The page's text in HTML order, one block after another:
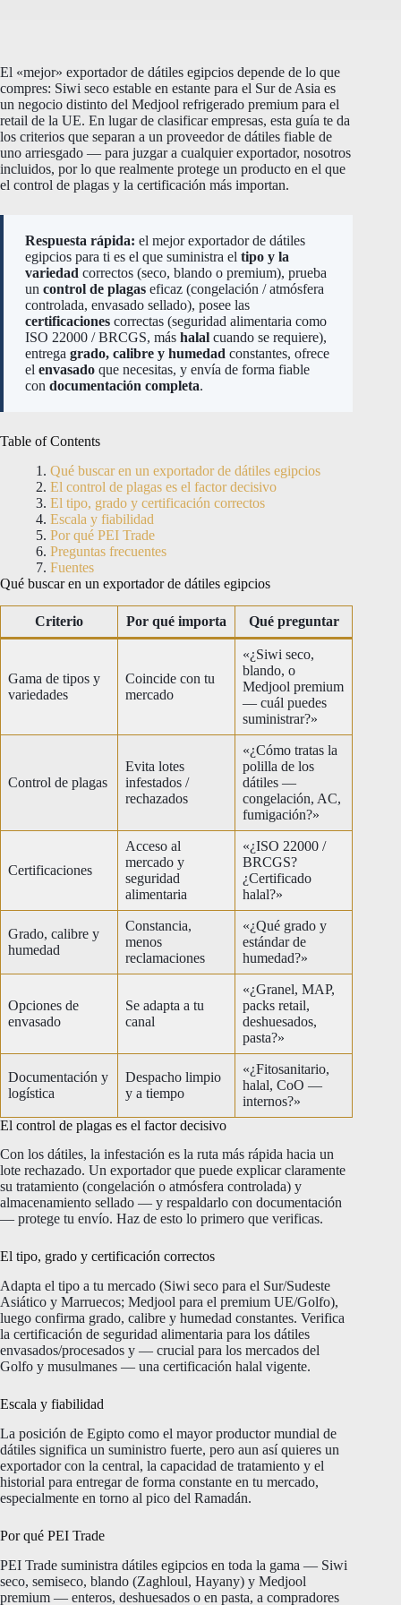
El «mejor» exportador de dátiles egipcios depende de lo que
compres: Siwi seco estable en estante para el Sur de Asia es
un negocio distinto del Medjool refrigerado premium para el
retail de la UE. En lugar de clasificar empresas, esta guía te da
los criterios que separan a un proveedor de dátiles fiable de
uno arriesgado — para juzgar a cualquier exportador, nosotros
incluidos, por lo que realmente protege un producto en el que
el control de plagas y la certificación más importan.
Respuesta rápida: el mejor exportador de dátiles
egipcios para ti es el que suministra el tipo y la
variedad correctos (seco, blando o premium), prueba
un control de plagas eficaz (congelación / atmósfera
controlada, envasado sellado), posee las
certificaciones correctas (seguridad alimentaria como
ISO 22000 / BRCGS, más halal cuando se requiere),
entrega grado, calibre y humedad constantes, ofrece
el envasado que necesitas, y envía de forma fiable
con documentación completa.
Table of Contents
Qué buscar en un exportador de dátiles egipcios
El control de plagas es el factor decisivo
El tipo, grado y certificación correctos
Escala y fiabilidad
Por qué PEI Trade
Preguntas frecuentes
Fuentes
Qué buscar en un exportador de dátiles egipcios
Criterio Por qué importa Qué preguntar
Gama de tipos y
variedades
Coincide con tu
mercado
«¿Siwi seco,
blando, o
Medjool premium
— cuál puedes
suministrar?»
Control de plagas
Evita lotes
infestados /
rechazados
«¿Cómo tratas la
polilla de los
dátiles —
congelación, AC,
fumigación?»
Certificaciones
Acceso al
mercado y
seguridad
alimentaria
«¿ISO 22000 /
BRCGS?
¿Certificado
halal?»
Grado, calibre y
humedad
Constancia,
menos
reclamaciones
«¿Qué grado y
estándar de
humedad?»
Opciones de
envasado
Se adapta a tu
canal
«¿Granel, MAP,
packs retail,
deshuesados,
pasta?»
Documentación y
logística
Despacho limpio
y a tiempo
«¿Fitosanitario,
halal, CoO —
internos?»
El control de plagas es el factor decisivo
Con los dátiles, la infestación es la ruta más rápida hacia un
lote rechazado. Un exportador que puede explicar claramente
su tratamiento (congelación o atmósfera controlada) y
almacenamiento sellado — y respaldarlo con documentación
— protege tu envío. Haz de esto lo primero que verificas.
El tipo, grado y certificación correctos
Adapta el tipo a tu mercado (Siwi seco para el Sur/Sudeste
Asiático y Marruecos; Medjool para el premium UE/Golfo),
luego confirma grado, calibre y humedad constantes. Verifica
la certificación de seguridad alimentaria para los dátiles
envasados/procesados y — crucial para los mercados del
Golfo y musulmanes — una certificación halal vigente.
Escala y fiabilidad
La posición de Egipto como el mayor productor mundial de
dátiles significa un suministro fuerte, pero aun así quieres un
exportador con la central, la capacidad de tratamiento y el
historial para entregar de forma constante en tu mercado,
especialmente en torno al pico del Ramadán.
Por qué PEI Trade
PEI Trade suministra dátiles egipcios en toda la gama — Siwi
seco, semiseco, blando (Zaghloul, Hayany) y Medjool
premium — enteros, deshuesados o en pasta, a compradores